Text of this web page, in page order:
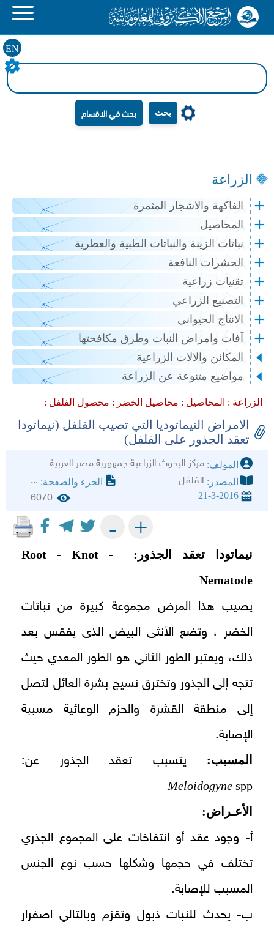
EN
بحث
الزراعة
الفاكهة والاشجار المثمرة
المحاصيل
نباتات الزينة والنباتات الطبية والعطرية
الحشرات النافعة
تقنيات زراعية
التصنيع الزراعي
الانتاج الحيواني
آفات وامراض النبات وطرق مكافحتها
المكائن والالات الزراعية
مواضيع متنوعة عن الزراعة
الزراعة : المحاصيل : محاصيل الخضر : محصول الفلفل :
الامراض النيماتوديا التي تصيب الفلفل (نيماتودا
تعقد الجذور على الفلفل)
المؤلف: مركز البحوث الزراعية جمهورية مصر العربية
المصدر: الفلفل الجزء والصفحة: ...
21-3-2016
6070
+
-
نيماتودا تعقد الجذور: Root - Knot -
Nematode
يصيب هذا المرض مجموعة كبيرة من نباتات
الخضر ، وتضع الأنثى البيض الذى يفقس بعد
ذلك، ويعتبر الطور الثاني هو الطور المعدي حيث
تتجه إلى الجذور وتخترق نسيج بشرة العائل لتصل
إلى منطقة القشرة والحزم الوعائية مسببة
الإصابة.
المسبب: يتسبب تعقد الجذور عن:
spp
Meloidogyne
الأعـراض:
أ- وجود عقد أو انتفاخات على المجموع الجذري
تختلف في حجمها وشكلها حسب نوع الجنس
المسبب للإصابة.
ب- يحدث للنبات ذبول وتقزم وبالتالي اصفرار